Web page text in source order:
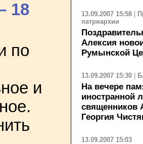
18
по
и
13.09.2007 15:58
патриархии
Алексия
Румынской
13.09.2007 15:30
На вечере
иностранной
священников
Георгия
13.09.2007 15:03